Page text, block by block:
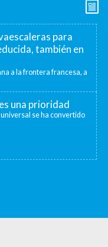
para
también en
a la frontera francesa, a
una prioridad
se ha convertido